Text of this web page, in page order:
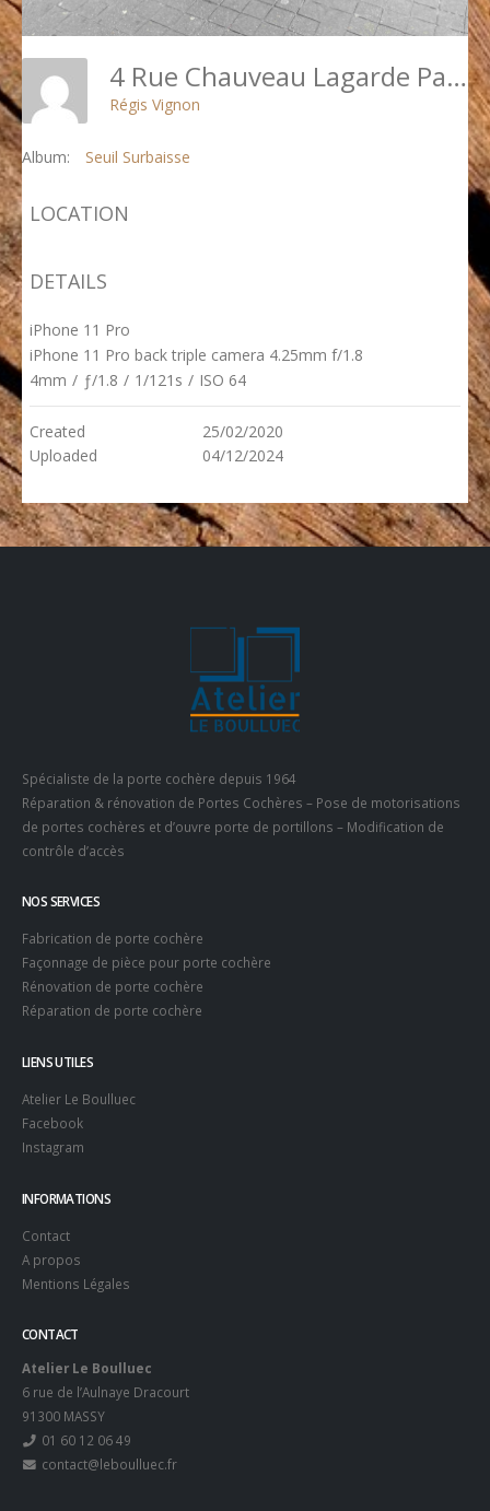
4 Rue Chauveau Lagarde Paris 8 - P12 - Vue Générale Seuil Surbaissé Après Modification De La Porte
Régis Vignon
Album: Seuil Surbaisse
LOCATION
DETAILS
iPhone 11 Pro
iPhone 11 Pro back triple camera 4.25mm f/1.8
4mm / ƒ/1.8 / 1/121s / ISO 64
Created
25/02/2020
Uploaded
04/12/2024
Spécialiste de la porte cochère depuis 1964
Réparation & rénovation de Portes Cochères – Pose de motorisations
de portes cochères et d’ouvre porte de portillons – Modification de
contrôle d’accès
NOS SERVICES
Fabrication de porte cochère
Façonnage de pièce pour porte cochère
Rénovation de porte cochère
Réparation de porte cochère
LIENS UTILES
Atelier Le Boulluec
Facebook
Instagram
INFORMATIONS
Contact
A propos
Mentions Légales
CONTACT
Atelier Le Boulluec
6 rue de l’Aulnaye Dracourt
91300 MASSY
01 60 12 06 49
contact@leboulluec.fr